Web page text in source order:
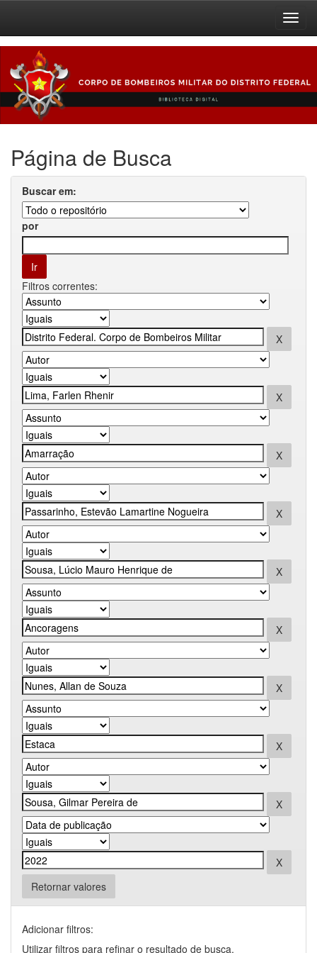
navigation
Página de Busca
Buscar em:
por
Filtros correntes:
Retornar valores
Adicionar filtros:
Utilizar filtros para refinar o resultado de busca.